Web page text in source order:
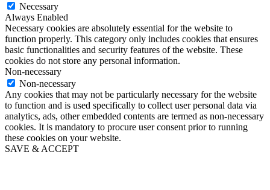
Necessary
Always Enabled
Necessary cookies are absolutely essential for the website to
function properly. This category only includes cookies that ensures
basic functionalities and security features of the website. These
cookies do not store any personal information.
Non-necessary
Non-necessary
Any cookies that may not be particularly necessary for the website
to function and is used specifically to collect user personal data via
analytics, ads, other embedded contents are termed as non-necessary
cookies. It is mandatory to procure user consent prior to running
these cookies on your website.
SAVE & ACCEPT